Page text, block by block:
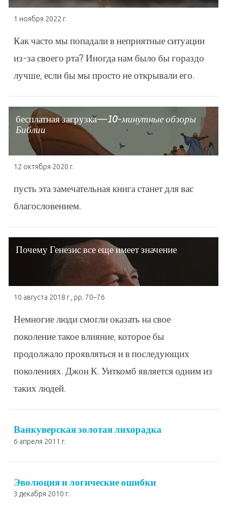
1 ноября 2022 г.
Как часто мы попадали в неприятные ситуации
из-за своего рта? Иногда нам было бы гораздо
лучше, если бы мы просто не открывали его.
бесплатная загрузка—10-минутные обзоры
Библии
12 октября 2020 г.
пусть эта замечательная книга станет для вас
благословением.
Почему Генезис все еще имеет значение
10 августа 2018 г. , pp. 70–76
Немногие люди смогли оказать на свое
поколение такое влияние, которое бы
продолжало проявляться и в последующих
поколениях. Джон К. Уиткомб является одним из
таких людей.
Ванкуверская золотая лихорадка
6 апреля 2011 г.
Эволюция и логические ошибки
3 декабря 2010 г.